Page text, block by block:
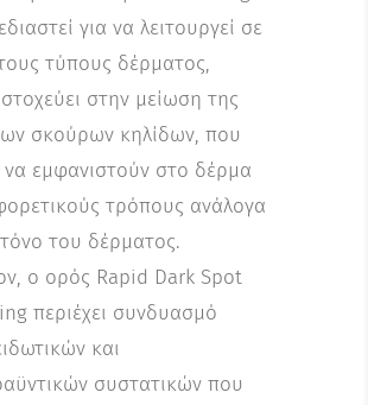
για να λειτουργεί σε
τύπους δέρματος,
στην μείωση της
σκούρων κηλίδων, που
να εμφανιστούν στο δέρμα
τρόπους ανάλογα
του δέρματος.
ο ορός Rapid Dark Spot
περιέχει συνδυασμό
και
συστατικών που